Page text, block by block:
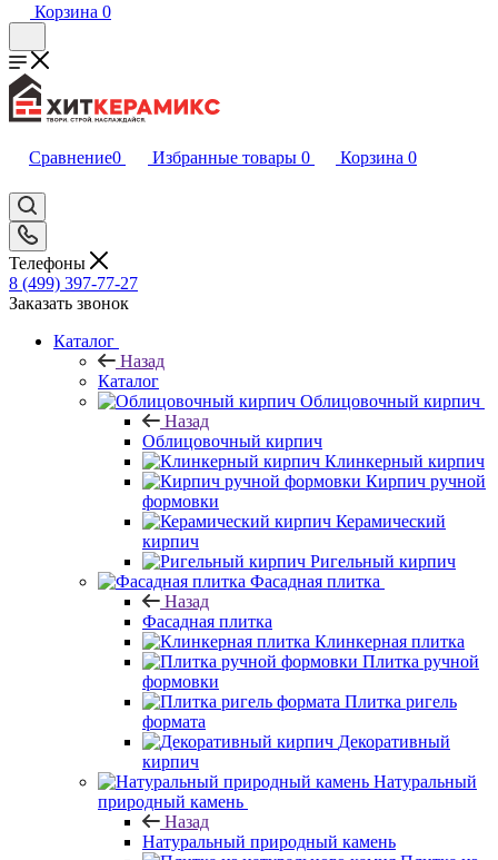
Корзина 0
Сравнение0 Избранные товары 0 Корзина 0
Телефоны
8 (499) 397-77-27
Заказать звонок
Каталог
Назад
Каталог
Облицовочный кирпич
Назад
Облицовочный кирпич
Клинкерный кирпич
Кирпич ручной
формовки
Керамический
кирпич
Ригельный кирпич
Фасадная плитка
Назад
Фасадная плитка
Клинкерная плитка
Плитка ручной
формовки
Плитка ригель
формата
Декоративный
кирпич
Натуральный
природный камень
Назад
Натуральный природный камень